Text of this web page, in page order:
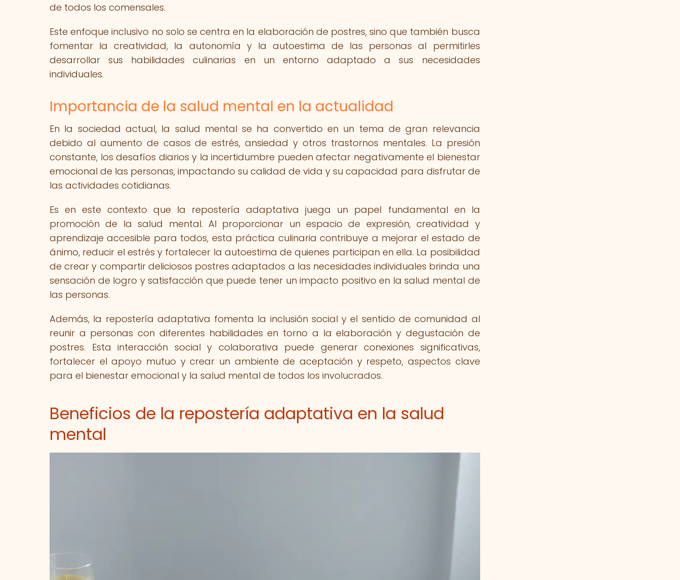
de todos los comensales.
Este enfoque inclusivo no solo se centra en la elaboración de postres, sino que también busca
fomentar la creatividad, la autonomía y la autoestima de las personas al permitirles
desarrollar sus habilidades culinarias en un entorno adaptado a sus necesidades
individuales.
Importancia de la salud mental en la actualidad
En la sociedad actual, la salud mental se ha convertido en un tema de gran relevancia
debido al aumento de casos de estrés, ansiedad y otros trastornos mentales. La presión
constante, los desafíos diarios y la incertidumbre pueden afectar negativamente el bienestar
emocional de las personas, impactando su calidad de vida y su capacidad para disfrutar de
las actividades cotidianas.
Es en este contexto que la repostería adaptativa juega un papel fundamental en la
promoción de la salud mental. Al proporcionar un espacio de expresión, creatividad y
aprendizaje accesible para todos, esta práctica culinaria contribuye a mejorar el estado de
ánimo, reducir el estrés y fortalecer la autoestima de quienes participan en ella. La posibilidad
de crear y compartir deliciosos postres adaptados a las necesidades individuales brinda una
sensación de logro y satisfacción que puede tener un impacto positivo en la salud mental de
las personas.
Además, la repostería adaptativa fomenta la inclusión social y el sentido de comunidad al
reunir a personas con diferentes habilidades en torno a la elaboración y degustación de
postres. Esta interacción social y colaborativa puede generar conexiones significativas,
fortalecer el apoyo mutuo y crear un ambiente de aceptación y respeto, aspectos clave
para el bienestar emocional y la salud mental de todos los involucrados.
Beneficios de la repostería adaptativa en la salud
mental